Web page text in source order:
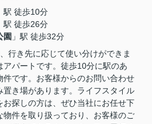
駅 徒歩10分
駅 徒歩26分
園 」駅 徒歩32分
行き先に応じて使い分けができま
アパートです。徒歩10分に駅のあ
件です。お客様からのお問い合わせ
置き場があります。ライフスタイル
お探しの方は、ぜひ当社にお任せ下
物件を取り扱っており、お客様のご